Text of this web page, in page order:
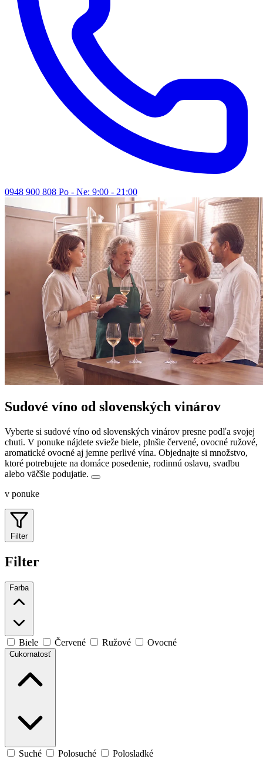
0948 900 808 Po - Ne: 9:00 - 21:00
Sudové víno od slovenských vinárov
Vyberte si sudové víno od slovenských vinárov presne podľa svojej
chuti. V ponuke nájdete svieže biele, plnšie červené, ovocné ružové,
aromatické ovocné aj jemne perlivé vína. Objednajte si množstvo,
ktoré potrebujete na domáce posedenie, rodinnú oslavu, svadbu
alebo väčšie podujatie.
v ponuke
Filter
Filter
Farba
Biele Červené Ružové Ovocné
Cukornatosť
Suché Polosuché Polosladké